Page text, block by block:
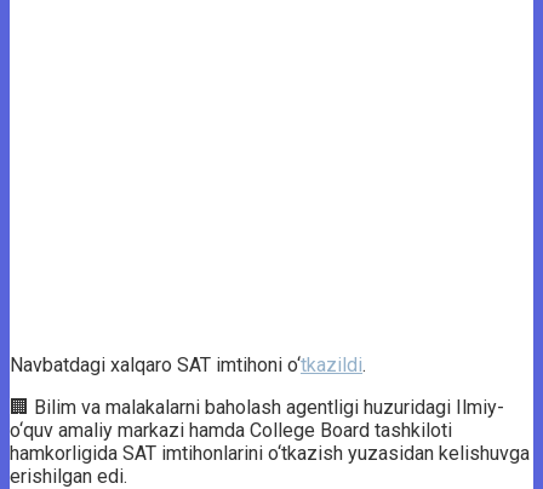
Navbatdagi xalqaro SAT imtihoni o‘tkazildi.
🏢 Bilim va malakalarni baholash agentligi huzuridagi Ilmiy-
o‘quv amaliy markazi hamda College Board tashkiloti
hamkorligida SAT imtihonlarini o‘tkazish yuzasidan kelishuvga
erishilgan edi.